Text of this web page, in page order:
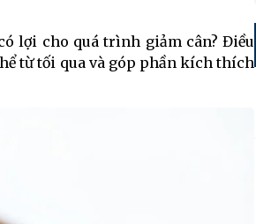
lợi cho quá trình giảm cân? Điều
từ tối qua và góp phần kích thích